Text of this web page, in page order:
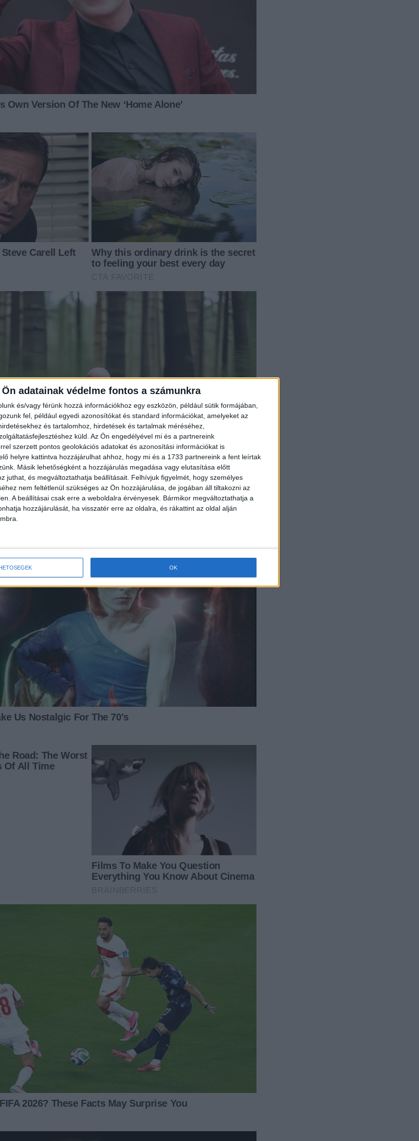
Ön adatainak védelme fontos a számunkra
és/vagy férünk hozzá információkhoz egy eszközön, például sütik formájában,
fel, például egyedi azonosítókat és standard információkat, amelyeket az
és tartalomhoz, hirdetések és tartalmak méréséhez,
küld. Az Ön engedélyével mi és a partnereink
szerzett pontos geolokációs adatokat és azonosítási információkat is
helyre kattintva hozzájárulhat ahhoz, hogy mi és a 1733 partnereink a fent leírtak
Másik lehetőségként a hozzájárulás megadása vagy elutasítása előtt
juthat, és megváltoztathatja beállításait. Felhívjuk figyelmét, hogy személyes
nem feltétlenül szükséges az Ön hozzájárulása, de jogában áll tiltakozni az
A beállításai csak erre a weboldalra érvényesek. Bármikor megváltoztathatja a
hozzájárulását, ha visszatér erre az oldalra, és rákattint az oldal alján
OK